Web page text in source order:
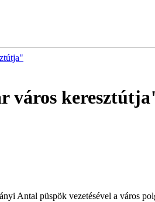
város
Antal püspök vezetésével a város